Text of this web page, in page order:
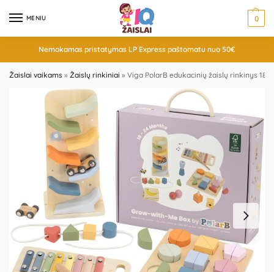
MENIU 0
Nemokamas pristatymas LP Express paštomatu nuo 50€
Žaislai vaikams » Žaislų rinkiniai » Viga PolarB edukacinių žaislų rinkinys